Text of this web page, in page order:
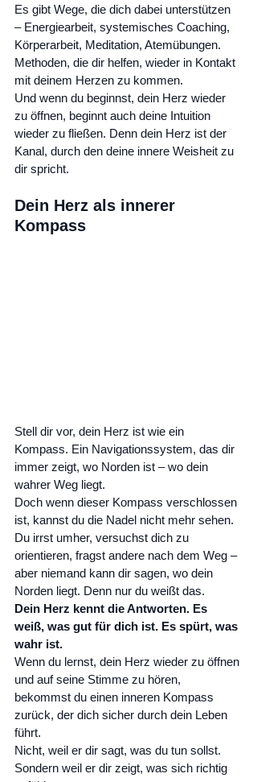
Es gibt Wege, die dich dabei unterstützen
– Energiearbeit, systemisches Coaching,
Körperarbeit, Meditation, Atemübungen.
Methoden, die dir helfen, wieder in Kontakt
mit deinem Herzen zu kommen.
Und wenn du beginnst, dein Herz wieder
zu öffnen, beginnt auch deine Intuition
wieder zu fließen. Denn dein Herz ist der
Kanal, durch den deine innere Weisheit zu
dir spricht.
Dein Herz als innerer
Kompass
Stell dir vor, dein Herz ist wie ein
Kompass. Ein Navigationssystem, das dir
immer zeigt, wo Norden ist – wo dein
wahrer Weg liegt.
Doch wenn dieser Kompass verschlossen
ist, kannst du die Nadel nicht mehr sehen.
Du irrst umher, versuchst dich zu
orientieren, fragst andere nach dem Weg –
aber niemand kann dir sagen, wo dein
Norden liegt. Denn nur du weißt das.
Dein Herz kennt die Antworten. Es
weiß, was gut für dich ist. Es spürt, was
wahr ist.
Wenn du lernst, dein Herz wieder zu öffnen
und auf seine Stimme zu hören,
bekommst du einen inneren Kompass
zurück, der dich sicher durch dein Leben
führt.
Nicht, weil er dir sagt, was du tun sollst.
Sondern weil er dir zeigt, was sich richtig